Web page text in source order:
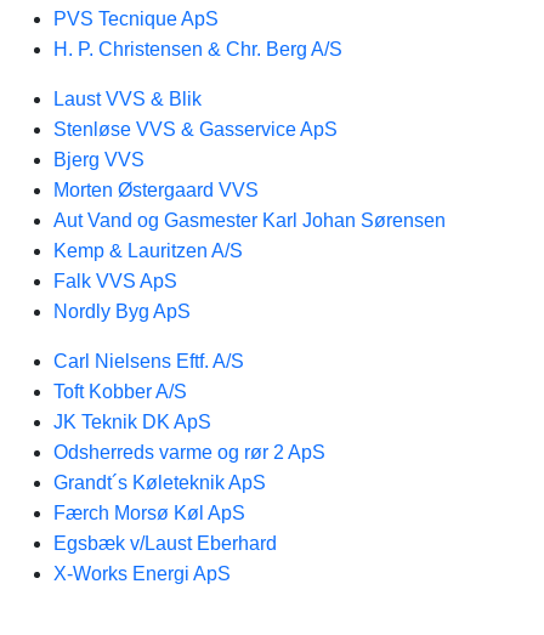
PVS Tecnique ApS
H. P. Christensen & Chr. Berg A/S
Laust VVS & Blik
Stenløse VVS & Gasservice ApS
Bjerg VVS
Morten ​​Østergaard VVS
Aut Vand og Gasmester Karl Johan Sørensen
Kemp & Lauritzen A/S
Falk VVS ApS
Nordly Byg ApS
Carl Nielsens Eftf. A/S
Toft Kobber A/S
JK Teknik DK ApS
Odsherreds varme og rør 2 ApS
Grandt´s Køleteknik ApS
Færch Morsø Køl ApS
Egsbæk v/Laust Eberhard
X-Works Energi ApS